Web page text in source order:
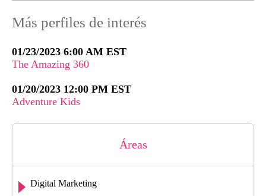
Más perfiles de interés
01/23/2023 6:00 AM EST
The Amazing 360
01/20/2023 12:00 PM EST
Adventure Kids
Áreas
Digital Marketing